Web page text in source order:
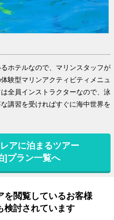
ホテルなので、マリンスタッフが
験型マリンアクティビティメニュ
全員インストラクターなので、泳
講習を受ければすぐに海中世界を
アに泊まるツアー
]プラン一覧へ
を閲覧しているお客様
検討されています